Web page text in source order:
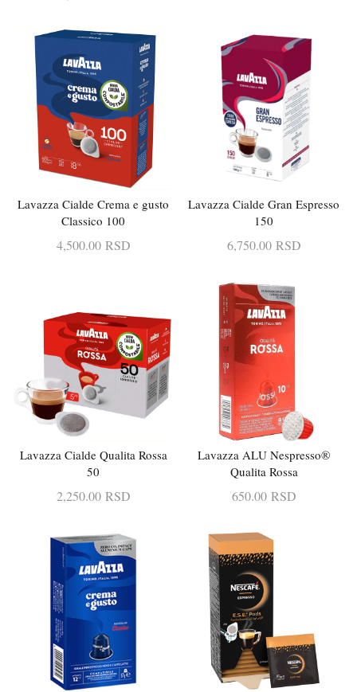
DODAJ U KORPU
Lavazza Cialde Crema e gusto
Classico 100
4,500.00 RSD
DODAJ U KORPU
Lavazza Cialde Gran Espresso
150
6,750.00 RSD
DODAJ U KORPU
Lavazza Cialde Qualita Rossa
50
2,250.00 RSD
DODAJ U KORPU
Lavazza ALU Nespresso®
Qualita Rossa
650.00 RSD